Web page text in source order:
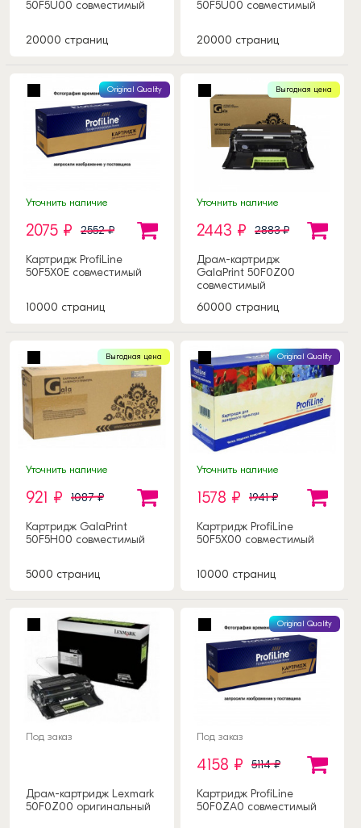
50F5U00 совместимый
20000 страниц
50F5U00 совместимый
20000 страниц
Original Quality
Уточнить наличие
2075 ₽ 2552 ₽
Картридж ProfiLine
50F5X0E совместимый
10000 страниц
Выгодная цена
Уточнить наличие
2443 ₽ 2883 ₽
Драм-картридж
GalaPrint 50F0Z00
совместимый
60000 страниц
Выгодная цена
Уточнить наличие
921 ₽ 1087 ₽
Картридж GalaPrint
50F5H00 совместимый
5000 страниц
Original Quality
Уточнить наличие
1578 ₽ 1941 ₽
Картридж ProfiLine
50F5X00 совместимый
10000 страниц
Под заказ
Драм-картридж Lexmark
50F0Z00 оригинальный
Original Quality
Под заказ
4158 ₽ 5114 ₽
Картридж ProfiLine
50F0ZA0 совместимый